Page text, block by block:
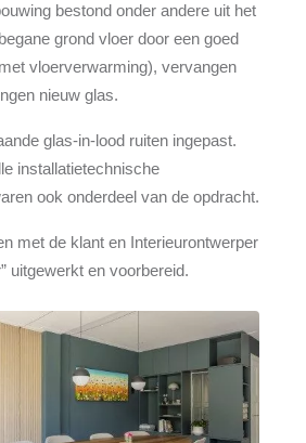
bestond onder andere uit het
grond vloer door een goed
vloerverwarming), vervangen
nieuw glas.
glas-in-lood ruiten ingepast.
installatietechnische
ook onderdeel van de opdracht.
met de klant en Interieurontwerper
uitgewerkt en voorbereid.